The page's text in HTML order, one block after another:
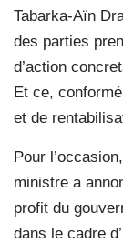
Tabarka-Aïn
des parties
d’action
Et ce,
et de
Pour
ministre a
profit du
dans le cadre